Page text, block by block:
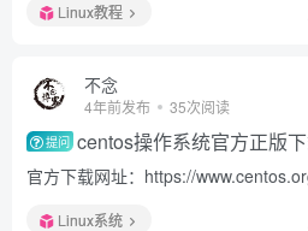
Linux教程
不念
4年前发布 35次阅读
提问 centos操作系统官方正版
官方下载网址：https://
Linux系统